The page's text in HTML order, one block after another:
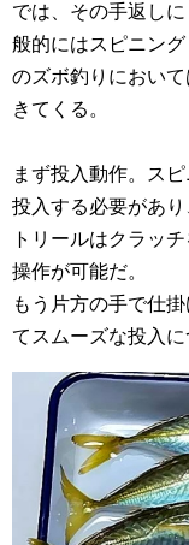
では、その手返し
般的にはスピニン
のズボ釣りにおい
きてくる。
まず投入動作。ス
投入する必要があ
トリールはクラッ
操作が可能だ。
もう片方の手で仕
てスムーズな投入に